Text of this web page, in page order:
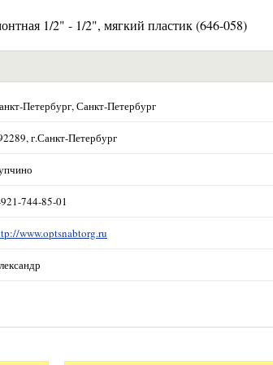
1/2" - 1/2", мягкий пластик (646-058)
Петербург, Санкт-Петербург
г.Санкт-Петербург
744-85-01
www.optsnabtorg.ru